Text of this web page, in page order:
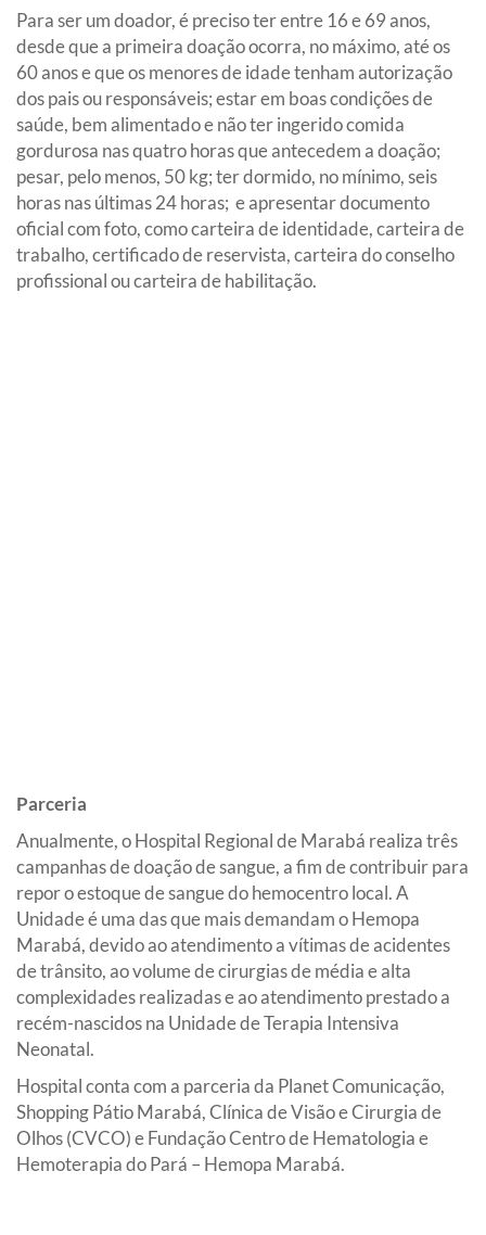
Para ser um doador, é preciso ter entre 16 e 69 anos,
desde que a primeira doação ocorra, no máximo, até os
60 anos e que os menores de idade tenham autorização
dos pais ou responsáveis; estar em boas condições de
saúde, bem alimentado e não ter ingerido comida
gordurosa nas quatro horas que antecedem a doação;
pesar, pelo menos, 50 kg; ter dormido, no mínimo, seis
horas nas últimas 24 horas; e apresentar documento
oficial com foto, como carteira de identidade, carteira de
trabalho, certificado de reservista, carteira do conselho
profissional ou carteira de habilitação.
Parceria
Anualmente, o Hospital Regional de Marabá realiza três
campanhas de doação de sangue, a fim de contribuir para
repor o estoque de sangue do hemocentro local. A
Unidade é uma das que mais demandam o Hemopa
Marabá, devido ao atendimento a vítimas de acidentes
de trânsito, ao volume de cirurgias de média e alta
complexidades realizadas e ao atendimento prestado a
recém-nascidos na Unidade de Terapia Intensiva
Neonatal.
Hospital conta com a parceria da Planet Comunicação,
Shopping Pátio Marabá, Clínica de Visão e Cirurgia de
Olhos (CVCO) e Fundação Centro de Hematologia e
Hemoterapia do Pará – Hemopa Marabá.